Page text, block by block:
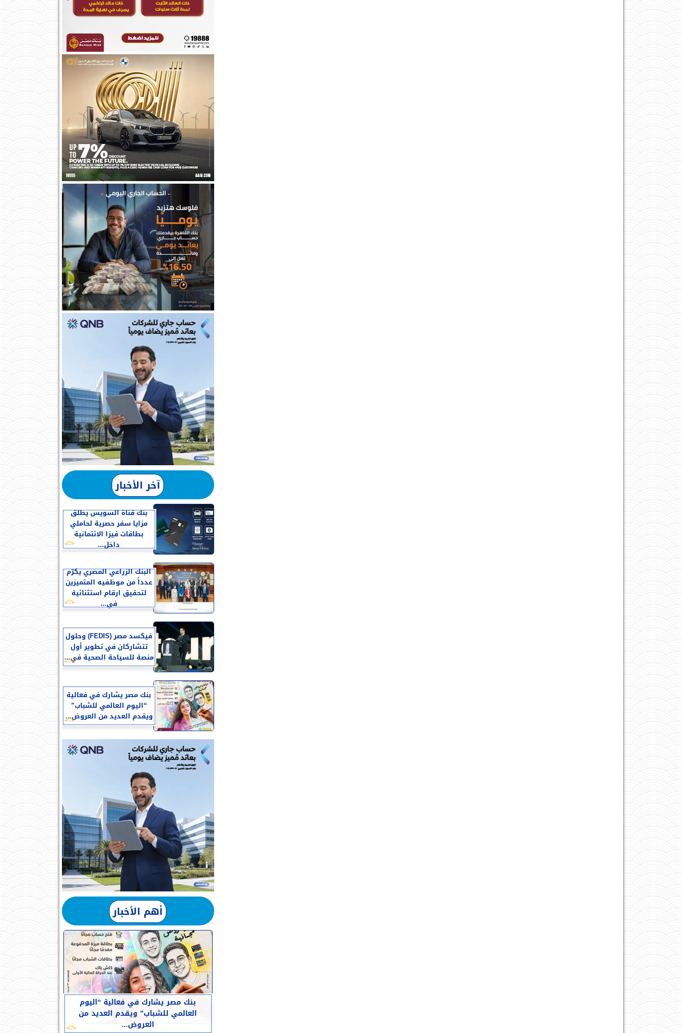
آخر الأخبار
بنك قناة السويس يطلق
مزايا سفر حصرية لحاملي
بطاقات فيزا الائتمانية
داخل...
البنك الزراعي المصري يكرّم
عدداً من موظفيه المتميزين
لتحقيق ارقام استثنائية
في...
فيكسد مصر (FEDIS) وحلول
تتشاركان في تطوير أول
منصة للسياحة الصحية في...
بنك مصر يشارك في فعالية
“اليوم العالمي للشباب”
ويقدم العديد من العروض...
أهم الأخبار
بنك مصر يشارك في فعالية “اليوم
العالمي للشباب” ويقدم العديد من
العروض...